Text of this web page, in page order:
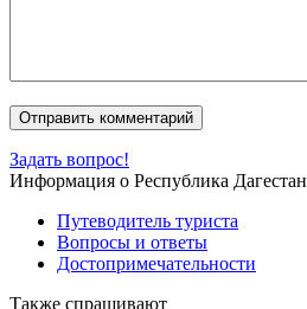
Задать вопрос!
Информация о Республика Дагестан
Путеводитель туриста
Вопросы и ответы
Достопримечательности
Также спрашивают